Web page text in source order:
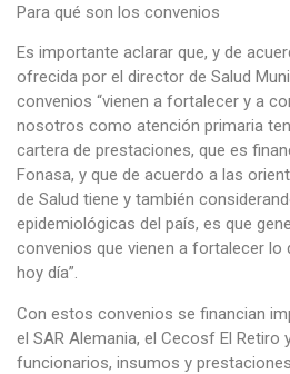
Para qué son los convenios
Es importante aclarar que, y de
ofrecida por el director de Salud
convenios “vienen a fortalecer y a
nosotros como atención primaria
cartera de prestaciones, que es
Fonasa, y que de acuerdo a las
de Salud tiene y también
epidemiológicas del país, es que
convenios que vienen a fortalecer
hoy día”.
Con estos convenios se financian
el SAR Alemania, el Cecosf El Retiro
funcionarios, insumos y